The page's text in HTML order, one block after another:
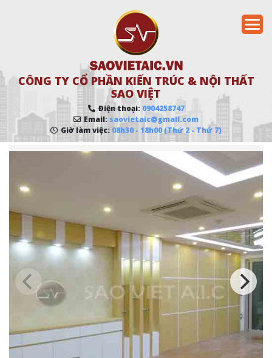
CÔNG TY CỔ PHẦN KIẾN TRÚC & NỘI THẤT
SAO VIỆT
Điện thoại: 0904258747
Email: saovietaic@gmail.com
Giờ làm việc: 08h30 - 18h00 (Thứ 2 - Thứ 7)